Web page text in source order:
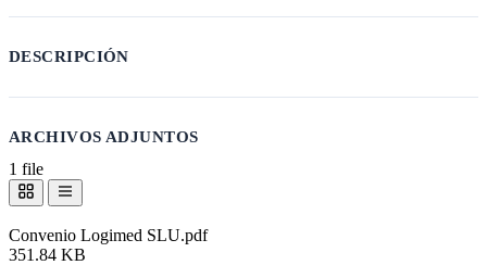
DESCRIPCIÓN
ARCHIVOS ADJUNTOS
1 file
Convenio Logimed SLU.pdf
351.84 KB